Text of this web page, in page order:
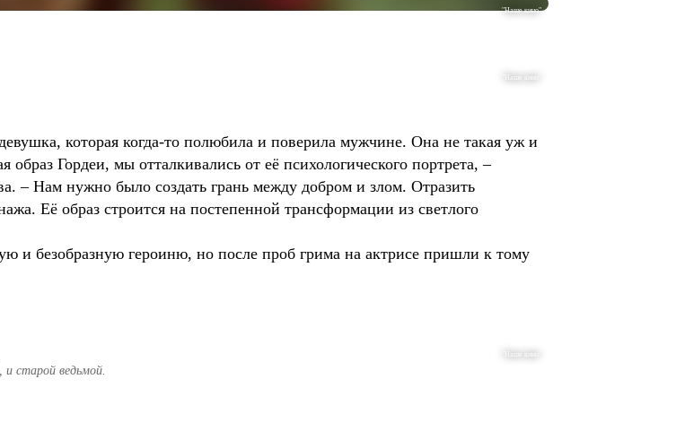
"Наше кино"
"Наше кино"
которая когда-то полюбила и поверила мужчине. Она не такая уж и
образ Гордеи, мы отталкивались от её психологического портрета, –
– Нам нужно было создать грань между добром и злом. Отразить
Её образ строится на постепенной трансформации из светлого
и безобразную героиню, но после проб грима на актрисе пришли к тому
"Наше кино"
старой ведьмой.